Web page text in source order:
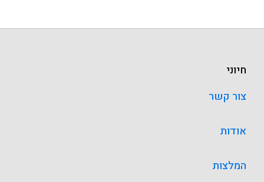
חיוני
צור קשר
אודות
המלצות